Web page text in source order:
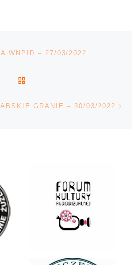
WNPID – 27/03/2022
GRANIE – 30/03/2022